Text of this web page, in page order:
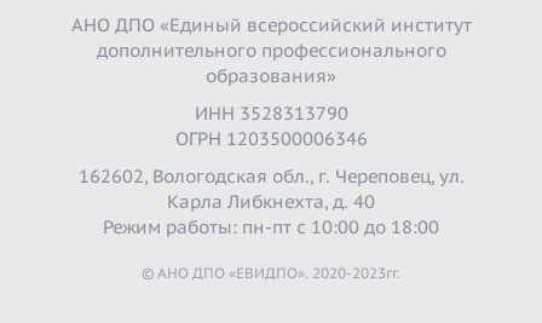
АНО ДПО «Единый всероссийский институт
дополнительного профессионального
образования»
ИНН 3528313790
ОГРН 1203500006346
162602, Вологодская обл., г. Череповец, ул.
Карла Либкнехта, д. 40
Режим работы: пн-пт с 10:00 до 18:00
© АНО ДПО «ЕВИДПО». 2020-2023гг.